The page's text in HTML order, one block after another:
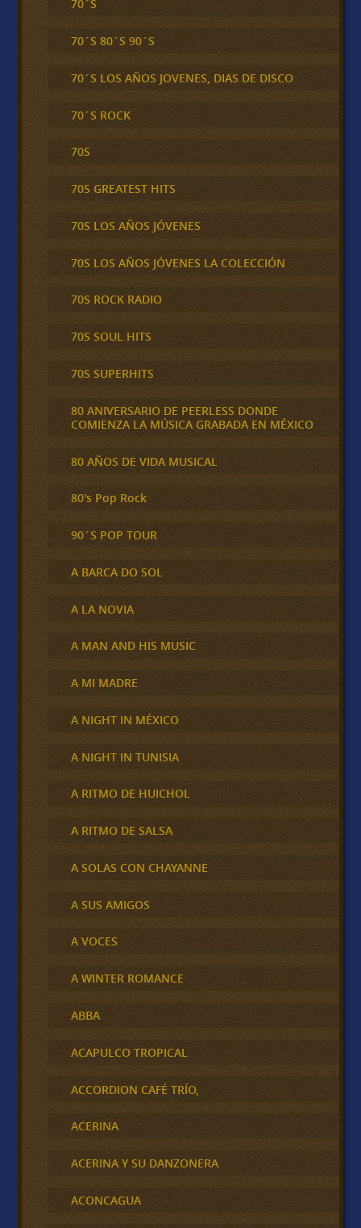
70´S
70´S 80´S 90´S
70´S LOS AÑOS JOVENES, DIAS DE DISCO
70´S ROCK
70S
70S GREATEST HITS
70S LOS AÑOS JÓVENES
70S LOS AÑOS JÓVENES LA COLECCIÓN
70S ROCK RADIO
70S SOUL HITS
70S SUPERHITS
80 ANIVERSARIO DE PEERLESS DONDE
COMIENZA LA MÚSICA GRABADA EN MÉXICO
80 AÑOS DE VIDA MUSICAL
80's Pop Rock
90´S POP TOUR
A BARCA DO SOL
A LA NOVIA
A MAN AND HIS MUSIC
A MI MADRE
A NIGHT IN MÉXICO
A NIGHT IN TUNISIA
A RITMO DE HUICHOL
A RITMO DE SALSA
A SOLAS CON CHAYANNE
A SUS AMIGOS
A VOCES
A WINTER ROMANCE
ABBA
ACAPULCO TROPICAL
ACCORDION CAFÉ TRÍO,
ACERINA
ACERINA Y SU DANZONERA
ACONCAGUA